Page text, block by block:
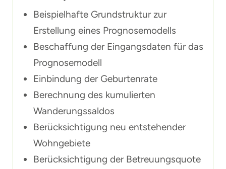
Beispielhafte Grundstruktur zur
Erstellung eines Prognosemodells
Beschaffung der Eingangsdaten für das
Prognosemodell
Einbindung der Geburtenrate
Berechnung des kumulierten
Wanderungssaldos
Berücksichtigung neu entstehender
Wohngebiete
Berücksichtigung der Betreuungsquote